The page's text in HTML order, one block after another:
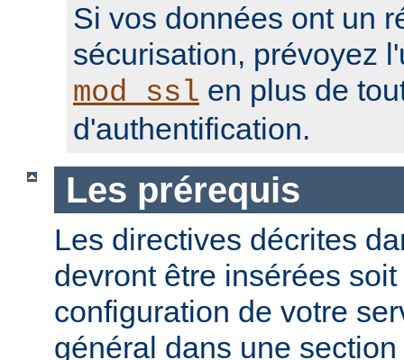
Si vos données ont un
sécurisation, prévoyez
mod_ssl en plus de
d'authentification.
Les prérequis
Les directives décrites
devront être insérées
configuration de votre
général dans une section